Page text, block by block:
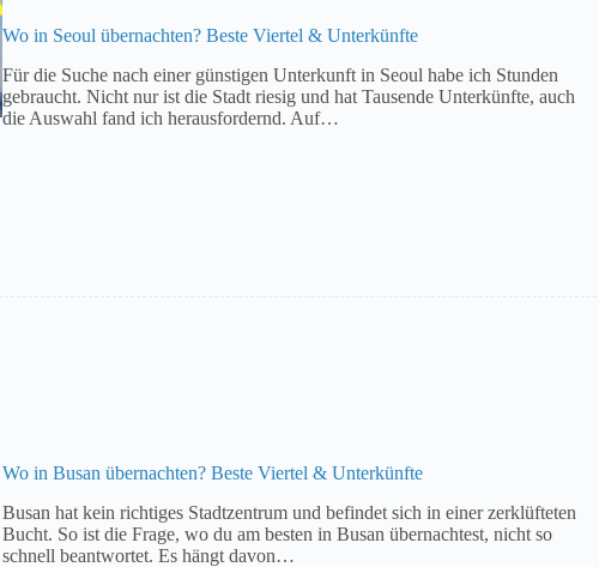
Wo in Seoul übernachten? Beste Viertel & Unterkünfte
Für die Suche nach einer günstigen Unterkunft in Seoul habe ich Stunden
gebraucht. Nicht nur ist die Stadt riesig und hat Tausende Unterkünfte, auch
die Auswahl fand ich herausfordernd. Auf…
Wo in Busan übernachten? Beste Viertel & Unterkünfte
Busan hat kein richtiges Stadtzentrum und befindet sich in einer zerklüfteten
Bucht. So ist die Frage, wo du am besten in Busan übernachtest, nicht so
schnell beantwortet. Es hängt davon…